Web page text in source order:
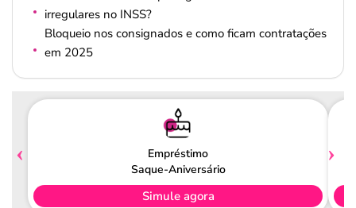
irregulares no INSS?
Bloqueio nos consignados e como ficam contratações
em 2025
Empréstimo
Saque-Aniversário
Simule agora